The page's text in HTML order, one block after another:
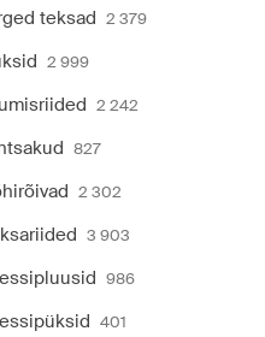
teksad 2 379
2 999
2 242
827
2 302
3 903
986
401